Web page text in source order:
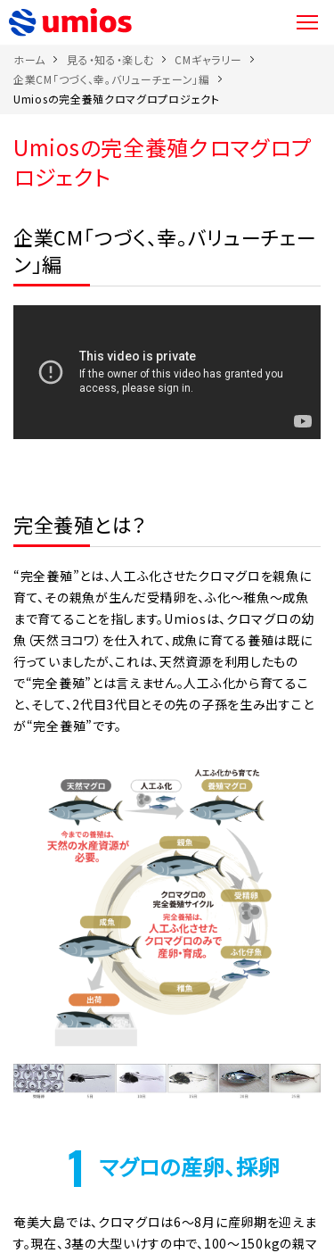
ホーム 見る・知る・楽しむ
CMギャラリー
企業CM「つづく、幸。バリューチェーン」編
Umiosの完全養殖クロマグロプロジェクト
Umiosの完全養殖クロマグロプ
ロジェクト
企業CM「つづく、幸。バリューチェー
ン」編
完全養殖とは？
“完全養殖”とは、人工ふ化させたクロマグロを親魚に
育て、その親魚が生んだ受精卵を、ふ化～稚魚～成魚
まで育てることを指します。Umiosは、クロマグロの幼
魚（天然ヨコワ）を仕入れて、成魚に育てる養殖は既に
行っていましたが、これは、天然資源を利用したもの
で“完全養殖”とは言えません。人工ふ化から育てるこ
と、そして、2代目3代目とその先の子孫を生み出すこと
が“完全養殖”です。
1 マグロの産卵、採卵
奄美大島では、クロマグロは6～8月に産卵期を迎えま
す。現在、3基の大型いけすの中で、100～150kgの親マ